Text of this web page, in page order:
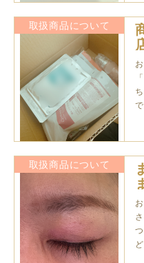
取扱商品について
取扱商品について